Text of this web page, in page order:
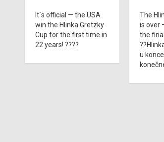
It´s official — the USA
win the Hlinka Gretzky
Cup for the first time in
22 years! ????
The
is over
the
u